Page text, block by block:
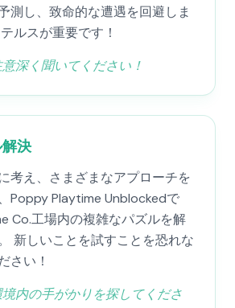
測し、致命的な遭遇を回避しま
ルスが重要です！
深く聞いてください！
決
考え、さまざまなアプローチを
Poppy Playtime Unblockedで
Co.工場内の複雑なパズルを解
新しいことを試すことを恐れな
さい！
内の手がかりを探してくださ